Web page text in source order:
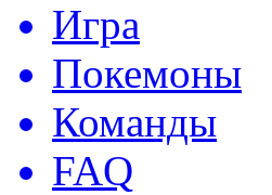
Игра
Покемоны
Команды
FAQ